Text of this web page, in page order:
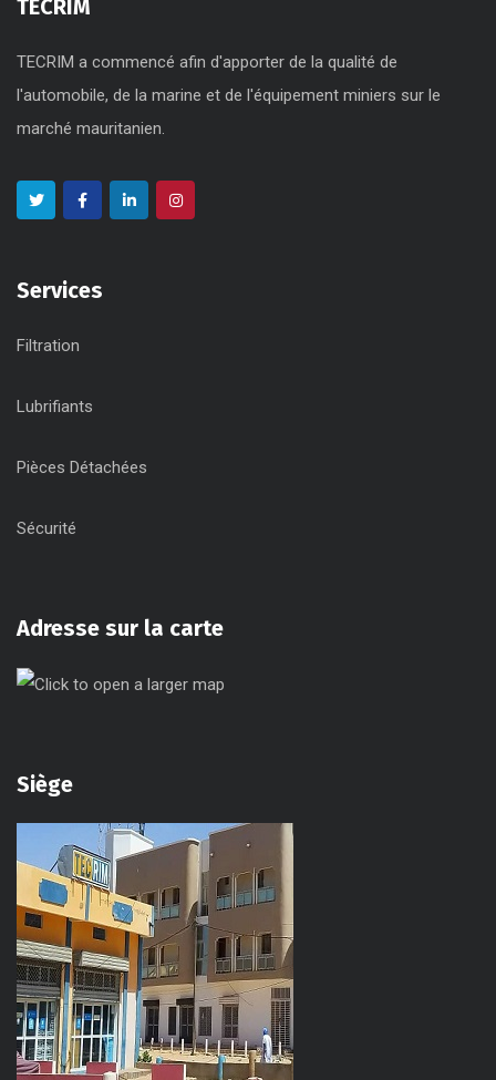
TECRIM
TECRIM a commencé afin d'apporter de la qualité de
l'automobile, de la marine et de l'équipement miniers sur le
marché mauritanien.
Services
Filtration
Lubrifiants
Pièces Détachées
Sécurité
Adresse sur la carte
Siège